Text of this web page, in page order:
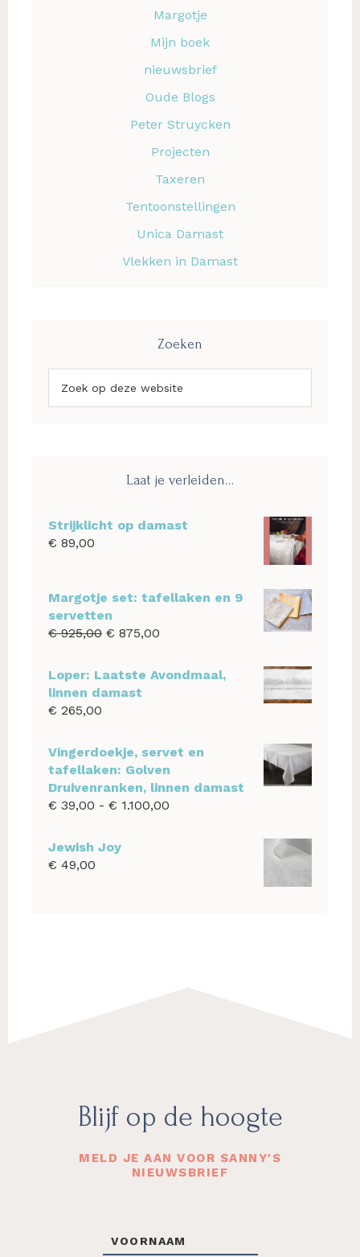
Margotje
Mijn boek
nieuwsbrief
Oude Blogs
Peter Struycken
Projecten
Taxeren
Tentoonstellingen
Unica Damast
Vlekken in Damast
Zoeken
op
Laat je verleiden…
Strijklicht op damast
€ 89,00
Margotje set: tafellaken en 9
servetten
€925,00 Oorspronkelijke
was:
€ 925,00.
€ 875,00
Loper: Laatste Avondmaal,
linnen damast
€ 265,00
Vingerdoekje, servet en
tafellaken: Golven
Druivenranken, linnen damast
€ 39,00 - € 1.100,00
Jewish Joy
€ 49,00
FooterBlijf op de hoogte
MELD JE AAN VOOR SANNY'S
NIEUWSBRIEF